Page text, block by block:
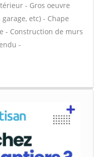
- Gros oeuvre
etc) - Chape
- Construction de murs
-